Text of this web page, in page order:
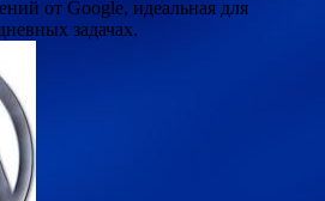
от Google, идеальная для
задачах.